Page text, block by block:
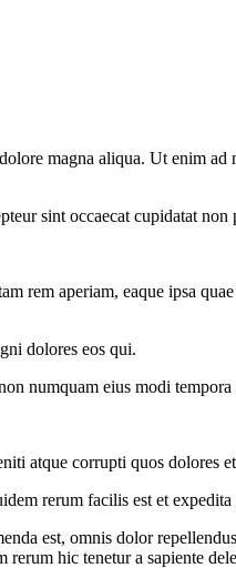
magna aliqua. Ut enim
sint occaecat cupidatat
rem aperiam, eaque ipsa
dolores eos qui.
numquam eius modi
atque corrupti quos dolores
rerum facilis est et
est, omnis dolor
hic tenetur a sapiente